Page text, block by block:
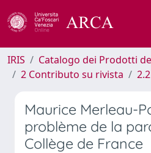
IRIS
Catalogo dei Prodotti
2 Contributo su rivista
Maurice Merleau-
problème de la
Collège de France